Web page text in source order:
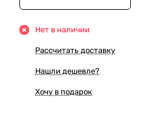
Нет в наличии
Рассчитать доставку
Нашли дешевле?
Хочу в подарок